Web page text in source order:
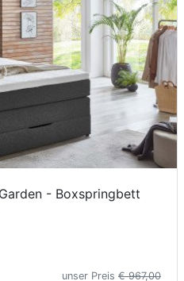
- Boxspringbett
unser Preis € 967,00